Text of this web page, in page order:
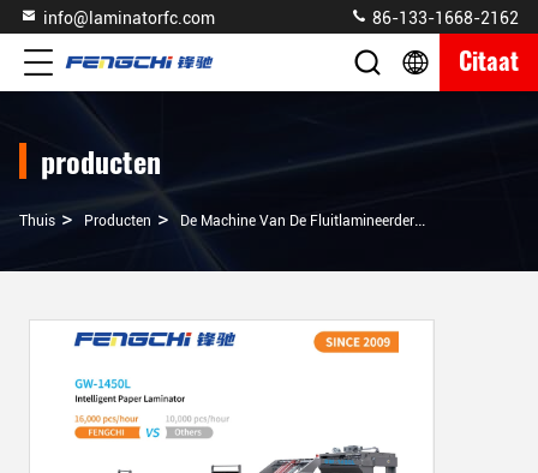
info@laminatorfc.com 86-133-1668-2162
Citaat
producten
Thuis > Producten > De Machine Van De Fluitlamineerder >